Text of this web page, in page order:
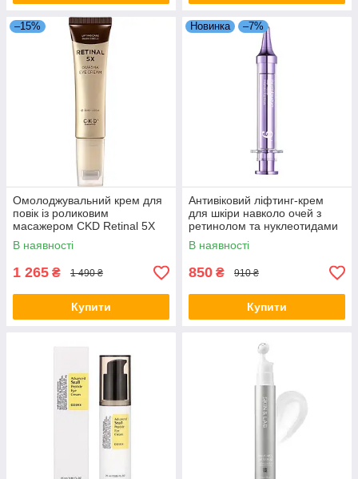
–15%
Омолоджувальний крем для
повік із роликовим
масажером CKD Retinal 5X
Guasha Eye Cream 30 мл
В наявності
1 265 ₴ 1 490 ₴
Купити
Новинка –7%
Антивіковий ліфтинг-крем
для шкіри навколо очей з
ретинолом та нуклеотидами
Numbuzin NAD+ Retinol
Volumetox Eye Cream 10 мл
В наявності
850 ₴ 910 ₴
Купити